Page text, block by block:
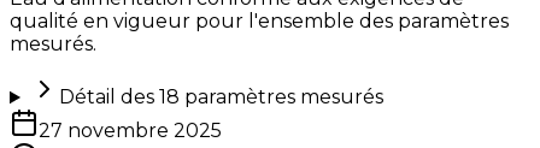
qualité en vigueur pour l'ensemble des paramètres
mesurés.
Détail des 18 paramètres mesurés
27 novembre 2025